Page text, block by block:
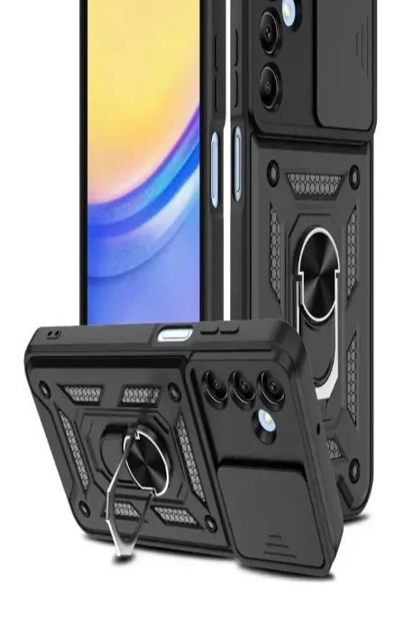
iPhone 11 için mooodcase ve shoptocase Kılıflarının
Karşılaştırması ve Seçim Rehberi
Bu makalede, mooodcase ve shoptocase iPhone 11 kılıflarını
özellikleri, kullanıcı yorumları ve fiyat performans açısından detaylı
KVK PRİVACY iPhone 11 Uyumlu Kılıfların
Karşılaştırması ve Özellikleri
KVK PRİVACY'nin şeffaf ve vintage çiçek desenli iPhone 11
kılıflarını detaylı karşılaştırıyoruz. Tasarım, koruma ve kullanıcı
yorumlarıyla ilgili önemli bilgiler içerir.
iPhone 13 ve 14 için KVK PRİVACY ve Paladyum
İşte iPhone 13 ve 14 modelleri için KVK PRİVACY ve Paladyum
Case kılıflarının detaylı karşılaştırması, tasarım, koruma ve kullanıcı
yorumlarıyla en uygun seçimi yapmanıza yardımcı olur.
Samsung Galaxy S20 FE İçin Go Aksesuar Silikon
Kılıflarının Karşılaştırması
Go Aksesuar'ın Çikolata Baby ve Siyah Kurabiye tasarımlı silikon
kılıflarını detaylı karşılaştırıyoruz, koruma, tasarım ve kullanıcı
memnuniyetine odaklanıyoruz.
iPhone 16 Pro Max için en iyi kılıf seçim kriterleri ve
popüler modeller
İşte iPhone 16 Pro Max için yüksek koruma ve şıklık sağlayan en iyi